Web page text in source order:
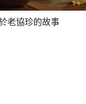
老協珍的故事